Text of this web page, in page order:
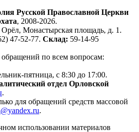
Русской Православной Церкви
, 2008-2026.
Орёл, Монастырская площадь, д. 1.
47-52-77. Склад: 59-14-95
по всем вопросам:
пятница, с 8:30 до 17:00.
отдел Орловской
.
для обращений средств массовой
.
использовании материалов